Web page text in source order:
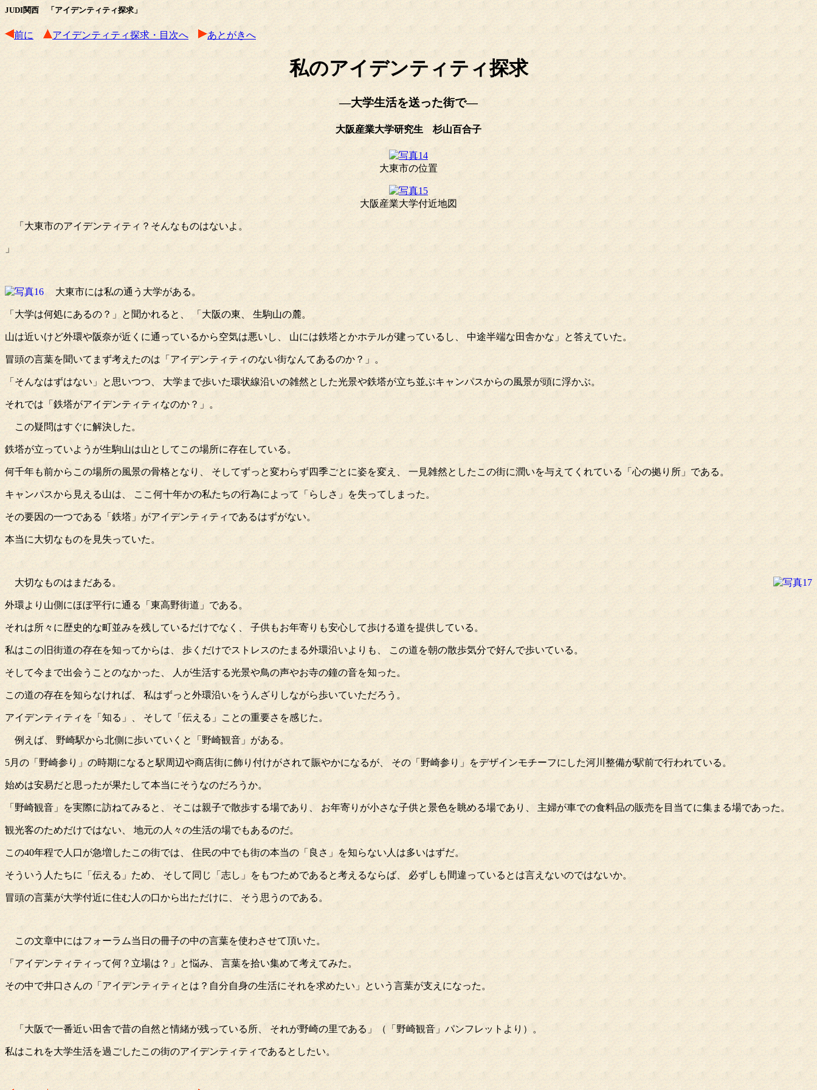
JUDI関西 「アイデンティティ探求」
前に アイデンティティ探求・目次へ あとがきへ
私のアイデンティティ探求
―大学生活を送った街で―
大阪産業大学研究生 杉山百合子
大東市の位置
大阪産業大学付近地図
「大東市のアイデンティティ？そんなものはないよ。
」
大東市には私の通う大学がある。
「大学は何処にあるの？」と聞かれると、 「大阪の東、 生駒山の麓。
山は近いけど外環や阪奈が近くに通っているから空気は悪いし、 山には鉄塔とかホテルが建っているし、 中途半端な田舎かな」と答えていた。
冒頭の言葉を聞いてまず考えたのは「アイデンティティのない街なんてあるのか？」。
「そんなはずはない」と思いつつ、 大学まで歩いた環状線沿いの雑然とした光景や鉄塔が立ち並ぶキャンパスからの風景が頭に浮かぶ。
それでは「鉄塔がアイデンティティなのか？」。
この疑問はすぐに解決した。
鉄塔が立っていようが生駒山は山としてこの場所に存在している。
何千年も前からこの場所の風景の骨格となり、 そしてずっと変わらず四季ごとに姿を変え、 一見雑然としたこの街に潤いを与えてくれている「心の拠り所」である。
キャンパスから見える山は、 ここ何十年かの私たちの行為によって「らしさ」を失ってしまった。
その要因の一つである「鉄塔」がアイデンティティであるはずがない。
本当に大切なものを見失っていた。
大切なものはまだある。
外環より山側にほぼ平行に通る「東高野街道」である。
それは所々に歴史的な町並みを残しているだけでなく、 子供もお年寄りも安心して歩ける道を提供している。
私はこの旧街道の存在を知ってからは、 歩くだけでストレスのたまる外環沿いよりも、 この道を朝の散歩気分で好んで歩いている。
そして今まで出会うことのなかった、 人が生活する光景や鳥の声やお寺の鐘の音を知った。
この道の存在を知らなければ、 私はずっと外環沿いをうんざりしながら歩いていただろう。
アイデンティティを「知る」、 そして「伝える」ことの重要さを感じた。
例えば、 野崎駅から北側に歩いていくと「野崎観音」がある。
5月の「野崎参り」の時期になると駅周辺や商店街に飾り付けがされて賑やかになるが、 その「野崎参り」をデザインモチーフにした河川整備が駅前で行われている。
始めは安易だと思ったが果たして本当にそうなのだろうか。
「野崎観音」を実際に訪ねてみると、 そこは親子で散歩する場であり、 お年寄りが小さな子供と景色を眺める場であり、 主婦が車での食料品の販売を目当てに集まる場であった。
観光客のためだけではない、 地元の人々の生活の場でもあるのだ。
この40年程で人口が急増したこの街では、 住民の中でも街の本当の「良さ」を知らない人は多いはずだ。
そういう人たちに「伝える」ため、 そして同じ「志し」をもつためであると考えるならば、 必ずしも間違っているとは言えないのではないか。
冒頭の言葉が大学付近に住む人の口から出ただけに、 そう思うのである。
この文章中にはフォーラム当日の冊子の中の言葉を使わさせて頂いた。
「アイデンティティって何？立場は？」と悩み、 言葉を拾い集めて考えてみた。
その中で井口さんの「アイデンティティとは？自分自身の生活にそれを求めたい」という言葉が支えになった。
「大阪で一番近い田舎で昔の自然と情緒が残っている所、 それが野崎の里である」（「野崎観音」パンフレットより）。
私はこれを大学生活を過ごしたこの街のアイデンティティであるとしたい。